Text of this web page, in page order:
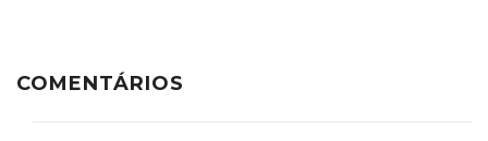
COMENTÁRIOS